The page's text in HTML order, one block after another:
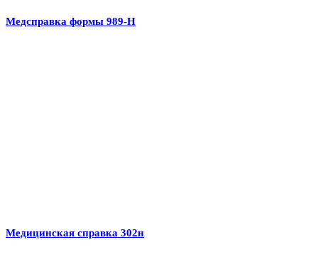
Медсправка формы 989-Н
Медицинская справка 302н